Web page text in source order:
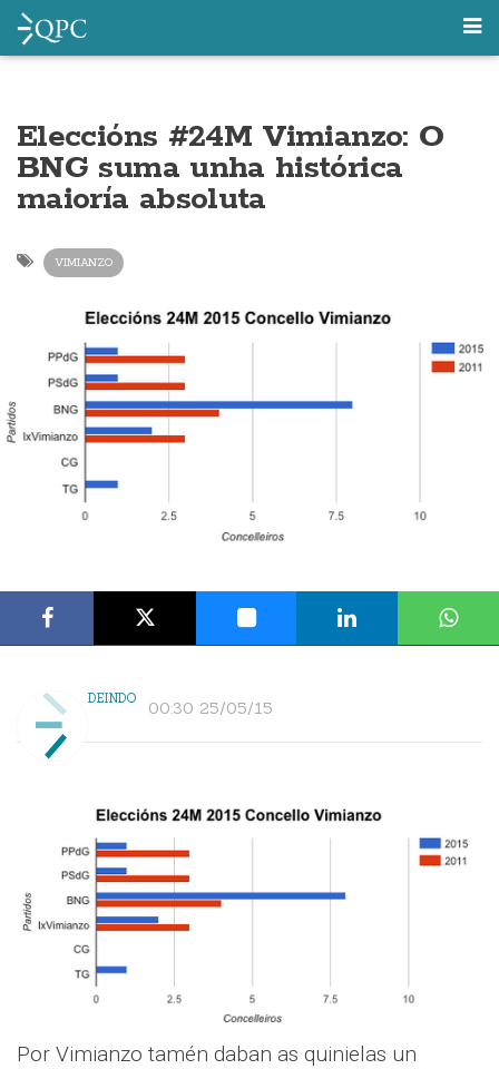
Eleccións #24M Vimianzo: O
BNG suma unha histórica
maioría absoluta
VIMIANZO
DEINDO 00:30 25/05/15
Por Vimianzo tamén daban as quinielas un